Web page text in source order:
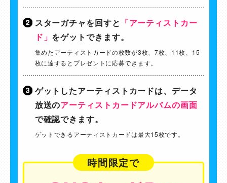
スターガチャを回すと 「アーティストカー
ド」 をゲットできます。
集めたアーティストカードの枚数が3枚、7枚、11枚、15
枚に達するとプレゼントに応募できます。
ゲットしたアーティストカードは、データ
放送のアーティストカードアルバムの画面
で確認できます。
ゲットできるアーティストカードは最大15枚です。
時間限定で